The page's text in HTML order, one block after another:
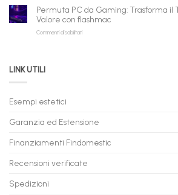
Nuovi
Ricondizionati,
Spedizione
a
Rate
Online:
anche
a
Permuta PC da Gaming: Trasforma il
Valore con flashmac
Commenti disabilitatisu
in
con
LINK UTILI
Esempi estetici
Garanzia ed Estensione
Finanziamenti Findomestic
Recensioni verificate
Spedizioni